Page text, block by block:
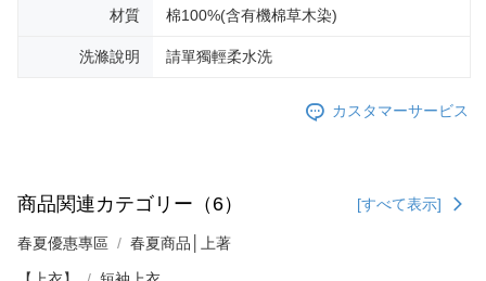
材質 棉100%(含有機棉草木染)
洗滌說明 請單獨輕柔水洗
カスタマーサービス
商品関連カテゴリー（6） [すべて表示]
春夏優惠專區 春夏商品│上著